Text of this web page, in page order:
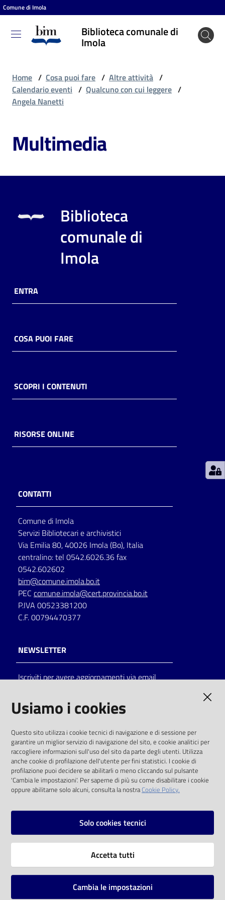
Vai al contenuto
Vai alla navigazione
Vai al footer
Comune di Imola
Biblioteca comunale di
Imola
Biblioteca
comunale
Cosa
fare
Scopri
online
Piani
Decentrate
Seguici
su
on line
Eventi
Chiedi al
bibliotecario
Avvisi
Home / Cosa puoi fare / Altre attività /
Calendario eventi / Qualcuno con cui leggere /
Angela Nanetti
Multimedia
Biblioteca
comunale di
Imola
ENTRA
COSA PUOI FARE
SCOPRI I CONTENUTI
RISORSE ONLINE
CONTATTI
Comune di Imola
Servizi Bibliotecari e archivistici
Via Emilia 80, 40026 Imola (Bo), Italia
centralino: tel 0542.6026.36 fax
0542.602602
bim@comune.imola.bo.it
PEC comune.imola@cert.provincia.bo.it
P.IVA 00523381200
C.F. 00794470377
NEWSLETTER
Iscriviti per avere aggiornamenti via email
solo alle condizioni previste dalla direttiva
comunitaria 2003/98/CE e dal d.lgs. 36/2006
SOCIAL
Instagram
Vai alla pagina
Usiamo i cookies
Questo sito utilizza i cookie tecnici di navigazione e di sessione per
garantire un miglior servizio di navigazione del sito, e cookie analitici per
raccogliere informazioni sull'uso del sito da parte degli utenti. Utilizza
anche cookie di profilazione dell'utente per fini statistici. I cookie di
profilazione puoi decidere se abilitarli o meno cliccando sul pulsante
'Cambia le impostazioni'. Per saperne di più su come disabilitare i cookie
oppure abilitarne solo alcuni, consulta la nostraCookie Policy.
Solo cookies tecnici
Accetta tutti
Cambia le impostazioni